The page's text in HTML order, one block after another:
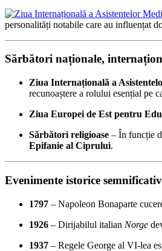
personalități notabile care au influențat
Sărbători naționale,
Ziua Internațională a
recunoaștere a rolului esențial pe
Ziua Europei de Est pentru
Sărbători religioase – În funcție
Epifanie al Ciprului.
Evenimente istorice
1797 – Napoleon Bonaparte
1926 – Dirijabilul italian Norge
1937 – Regele George al VI-lea